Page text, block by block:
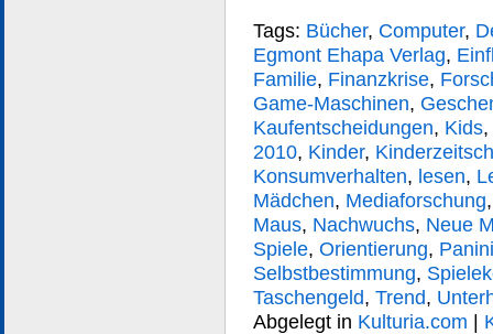
Tags: Bücher, Computer,
Egmont Ehapa Verlag,
Familie, Finanzkrise,
Game-Maschinen,
Kaufentscheidungen, Kids,
2010, Kinder,
Konsumverhalten, lesen,
Mädchen, Mediaforschung
Maus, Nachwuchs, Neue
Spiele, Orientierung,
Selbstbestimmung,
Taschengeld, Trend,
Abgelegt in Kulturia.com |